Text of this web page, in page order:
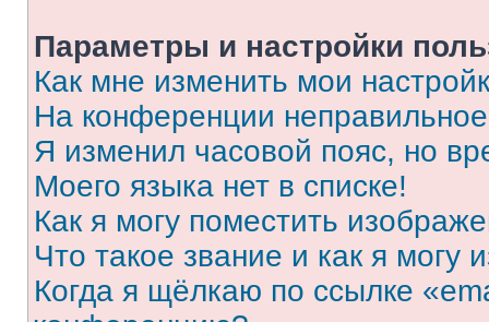
Параметры и настройки
Как мне изменить мои
На конференции
Я изменил часовой пояс, но
Моего языка нет в списке!
Как я могу поместить
Что такое звание и как я могу
Когда я щёлкаю по ссылке